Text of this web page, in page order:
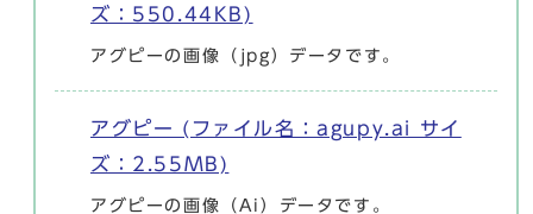
ズ：550.44KB)
アグピーの画像（jpg）データです。
アグピー (ファイル名：agupy.ai サイ
ズ：2.55MB)
アグピーの画像（Ai）データです。